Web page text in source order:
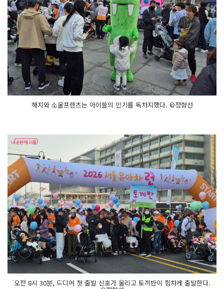
해치와 소울프렌즈는 아이들의 인기를 독차지했다. ©정향선
오전 8시 30분, 드디어 첫 출발 신호가 울리고 토끼반이 힘차게 출발한다.